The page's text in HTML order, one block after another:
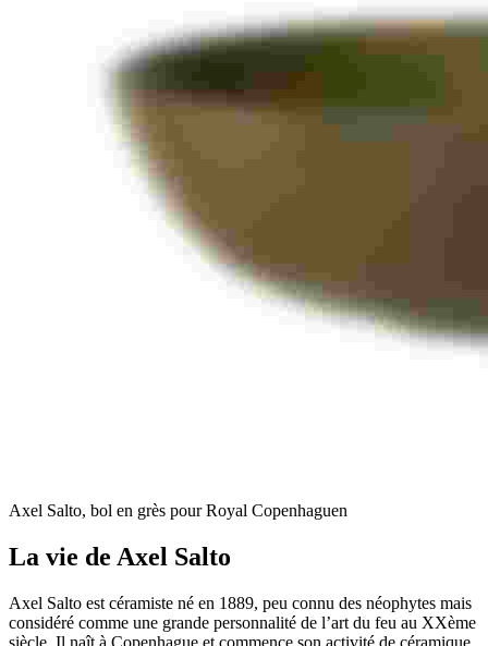
Axel Salto, bol en grès pour Royal Copenhaguen
La vie de Axel Salto
Axel Salto est céramiste né en 1889, peu connu des néophytes mais
considéré comme une grande personnalité de l’art du feu au XXème
siècle. Il naît à Copenhague et commence son activité de céramique